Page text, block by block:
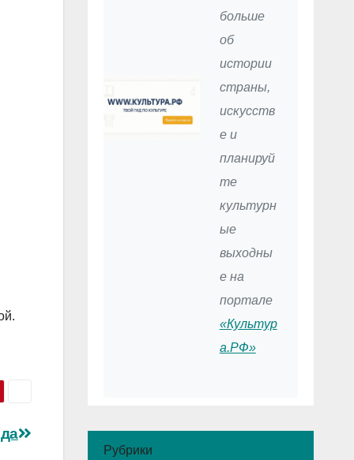
больше
об
истории
страны,
искусств
е и
планируй
те
культурн
ые
выходны
е на
портале
«Культур
а.РФ»
Рубрики